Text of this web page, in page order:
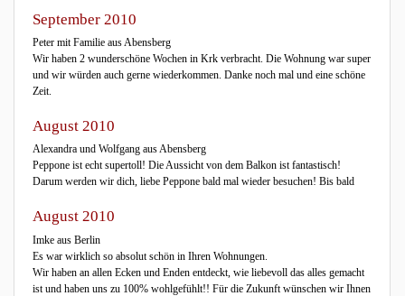
September 2010
Peter mit Familie aus Abensberg
Wir haben 2 wunderschöne Wochen in Krk verbracht. Die Wohnung war super
und wir würden auch gerne wiederkommen. Danke noch mal und eine schöne
Zeit.
August 2010
Alexandra und Wolfgang aus Abensberg
Peppone ist echt supertoll! Die Aussicht von dem Balkon ist fantastisch!
Darum werden wir dich, liebe Peppone bald mal wieder besuchen! Bis bald
August 2010
Imke aus Berlin
Es war wirklich so absolut schön in Ihren Wohnungen.
Wir haben an allen Ecken und Enden entdeckt, wie liebevoll das alles gemacht
ist und haben uns zu 100% wohlgefühlt!! Für die Zukunft wünschen wir Ihnen